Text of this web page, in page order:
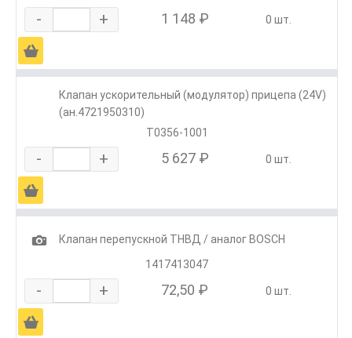
- + 1 148 ₽ 0 шт.
Ä
Клапан ускорительный (модулятор) прицепа (24V)
(ан.4721950310)
Т0356-1001
- + 5 627 ₽ 0 шт.
Ä
1
Клапан перепускной ТНВД / аналог BOSCH
1417413047
- + 72,50 ₽ 0 шт.
Ä